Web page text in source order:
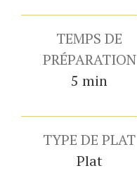
TEMPS DE
PRÉPARATION
5 minutes
min
TYPE DE PLAT
Plat